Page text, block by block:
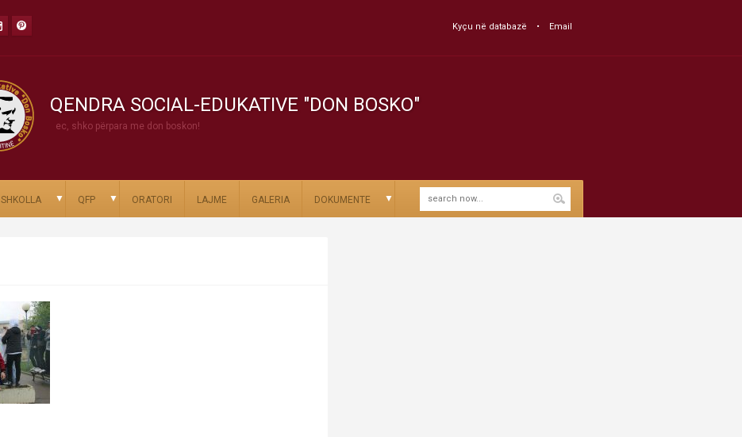
Kyçu në databazë Email
QENDRA SOCIAL-EDUKATIVE "DON BOSKO"
ec, shko përpara me don boskon!
SHKOLLA ▼ QFP ▼ ORATORI LAJME GALERIA DOKUMENTE ▼